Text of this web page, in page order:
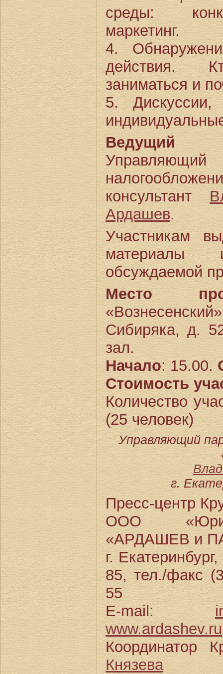
среды:
маркетинг.
4.
действия.
заниматься и
5.
Ведущий
Управляющий
консультант
Ардашев.
Участникам
обсуждаемой
Место
Сибиряка, д.
зал.
Начало: 15.00.
Стоимость
Количество
(25 человек)
Управляющий
г.
Пресс-центр
ООО
«АРДАШЕВ и
г.
85, тел./факс
55
E-mail:
www.ardashev.ru
Координатор
Князева